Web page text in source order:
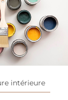
intérieure